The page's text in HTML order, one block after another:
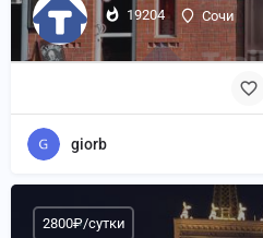
19204 Сочи
giorb
2800₽/сутки